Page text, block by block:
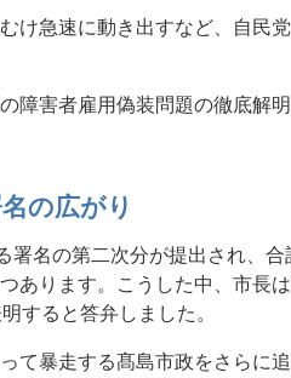
け急速に動き出すなど、自民
障害者雇用偽装問題の徹底解
の広がり
名の第二次分が提出され、
あります。こうした中、市長
すると答弁しました。
て暴走する髙島市政をさらに